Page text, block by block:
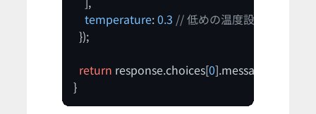
temperature: 0.3 // 低めの温度設定で確実性
  });
return response.choices[0].message
}